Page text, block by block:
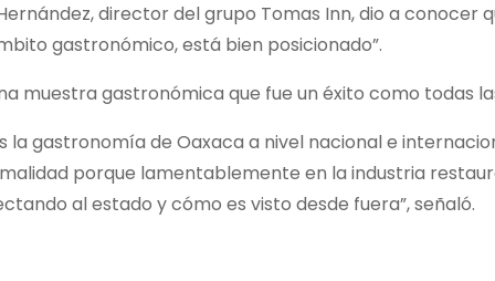
director del grupo Tomas Inn, dio a conocer
gastronómico, está bien posicionado”.
muestra gastronómica que fue un éxito como todas
la gastronomía de Oaxaca a nivel nacional e
porque lamentablemente en la industria
al estado y cómo es visto desde fuera”, señaló.